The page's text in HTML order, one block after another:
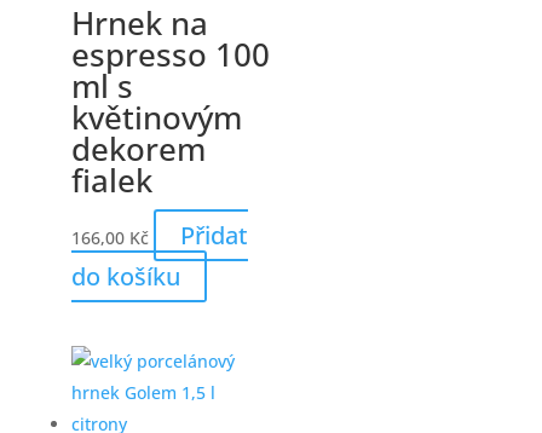
Hrnek na
espresso 100
ml s
květinovým
dekorem
fialek
166,00 Kč
Přidat
do košíku